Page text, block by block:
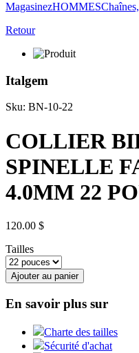
MagasinezHOMMES
Retour
Italgem
Sku: BN-10-22
COLLIER
SPINELLE
4.0MM 22
120.00 $
Tailles
Ajouter au panier
En savoir plus sur
Charte des tailles
Sécurité d'achat